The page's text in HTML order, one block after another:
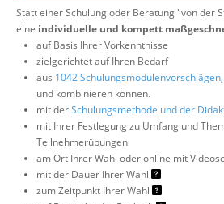
Statt einer Schulung oder Beratung "von der
eine individuelle und kompett
auf Basis Ihrer Vorkenntnisse
zielgerichtet auf Ihren Bedarf
aus 1042 Schulungsmodulenvorschlägen
und kombinieren können.
mit derSchulungsmethode und der
mit Ihrer Festlegung zu Umfang und
Teilnehmerübungen
am Ort Ihrer Wahl oder online mit
mit der Dauer Ihrer Wahl
zum Zeitpunkt Ihrer Wahl